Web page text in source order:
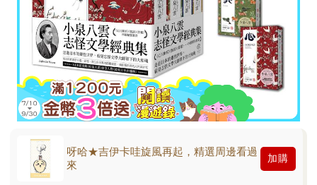
呀哈★吉伊卡哇旋風再起，精選周邊看過
來
加購